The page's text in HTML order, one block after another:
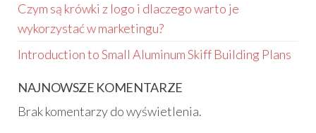
Czym są krówki z logo i dlaczego warto je
wykorzystać w marketingu?
Introduction to Small Aluminum Skiff Building Plans
NAJNOWSZE KOMENTARZE
Brak komentarzy do wyświetlenia.